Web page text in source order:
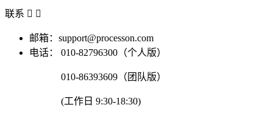
联系  
邮箱：support@processon.com
电话：
010-82796300（个人版）
010-86393609（团队版）
(工作日 9:30-18:30)